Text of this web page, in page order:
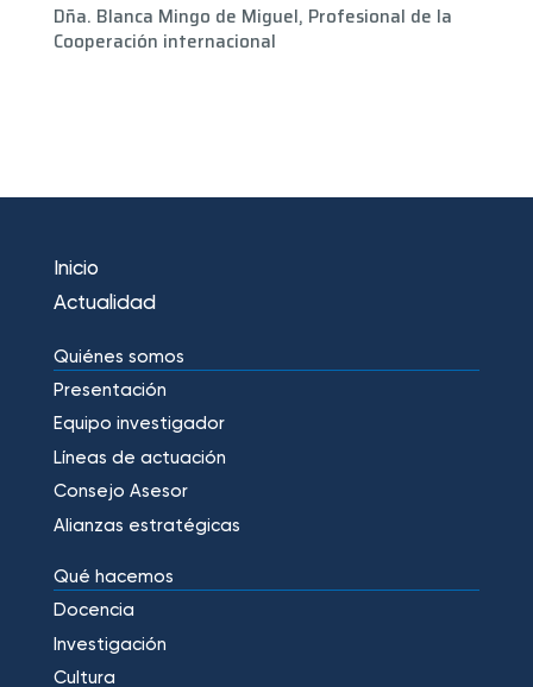
Dña. Blanca Mingo de Miguel, Profesional de la
Cooperación internacional
Inicio
Actualidad
Quiénes somos
Presentación
Equipo investigador
Líneas de actuación
Consejo Asesor
Alianzas estratégicas
Qué hacemos
Docencia
Investigación
Cultura